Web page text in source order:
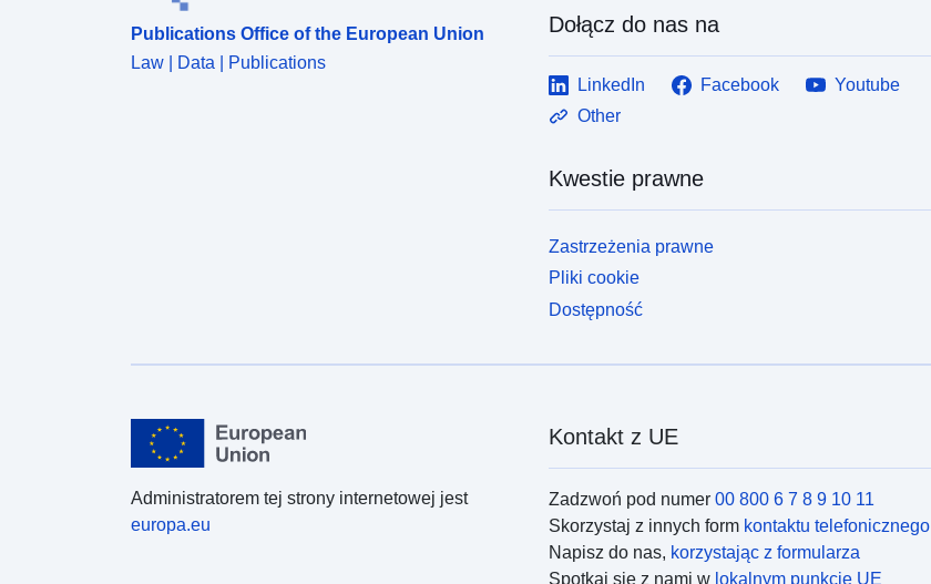
Publications Office of the European Union
Law | Data | Publications
Dołącz do nas na
LinkedIn Facebook
Youtube
Other
Kwestie prawne
Zastrzeżenia prawne
Pliki cookie
Dostępność
Administratorem tej strony internetowej jest
europa.eu
Kontakt z UE
Zadzwoń pod numer 00 800 6 7 8 9 10 11
Skorzystaj z innych form kontaktu telefonicznego
Napisz do nas, korzystając z formularza
Spotkaj się z nami w lokalnym punkcie UE